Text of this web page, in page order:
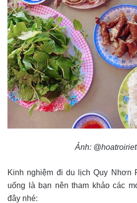
Ảnh:
Kinh nghiệm đi du lịch Quy Nhơn
uống là bạn nên tham khảo các
đây nhé: